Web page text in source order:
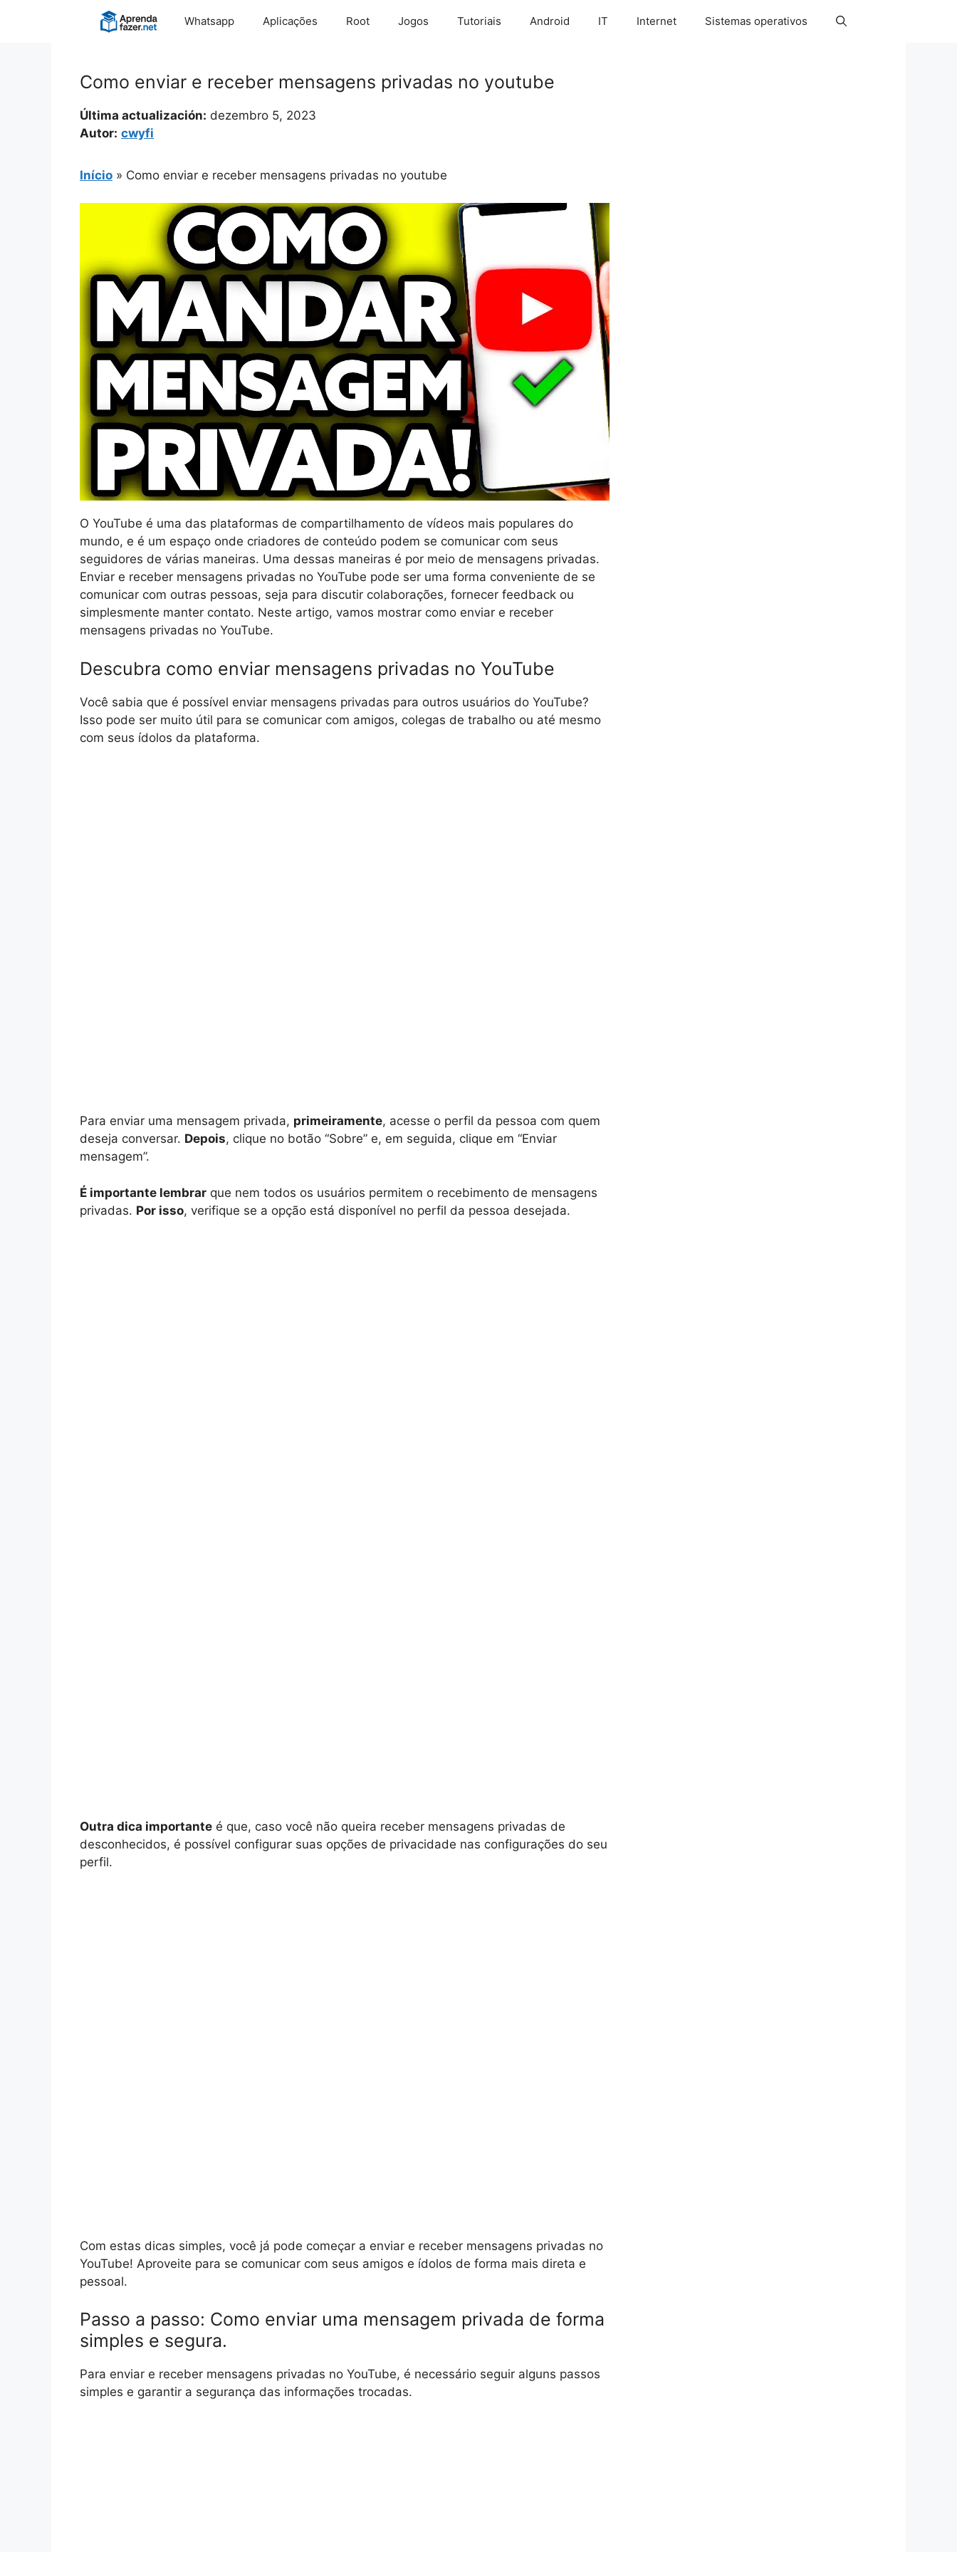
Whatsapp Aplicações Root Jogos Tutoriais Android IT Internet Sistemas operativos
Como enviar e receber mensagens privadas no youtube
Última actualización: dezembro 5, 2023
Autor: cwyfi
Início » Como enviar e receber mensagens privadas no youtube
O YouTube é uma das plataformas de compartilhamento de vídeos mais populares do
mundo, e é um espaço onde criadores de conteúdo podem se comunicar com seus
seguidores de várias maneiras. Uma dessas maneiras é por meio de mensagens privadas.
Enviar e receber mensagens privadas no YouTube pode ser uma forma conveniente de se
comunicar com outras pessoas, seja para discutir colaborações, fornecer feedback ou
simplesmente manter contato. Neste artigo, vamos mostrar como enviar e receber
mensagens privadas no YouTube.
Descubra como enviar mensagens privadas no YouTube
Você sabia que é possível enviar mensagens privadas para outros usuários do YouTube?
Isso pode ser muito útil para se comunicar com amigos, colegas de trabalho ou até mesmo
com seus ídolos da plataforma.
Para enviar uma mensagem privada, primeiramente, acesse o perfil da pessoa com quem
deseja conversar. Depois, clique no botão “Sobre” e, em seguida, clique em “Enviar
mensagem”.
É importante lembrar que nem todos os usuários permitem o recebimento de mensagens
privadas. Por isso, verifique se a opção está disponível no perfil da pessoa desejada.
Outra dica importante é que, caso você não queira receber mensagens privadas de
desconhecidos, é possível configurar suas opções de privacidade nas configurações do seu
perfil.
Com estas dicas simples, você já pode começar a enviar e receber mensagens privadas no
YouTube! Aproveite para se comunicar com seus amigos e ídolos de forma mais direta e
pessoal.
Passo a passo: Como enviar uma mensagem privada de forma
simples e segura.
Para enviar e receber mensagens privadas no YouTube, é necessário seguir alguns passos
simples e garantir a segurança das informações trocadas.